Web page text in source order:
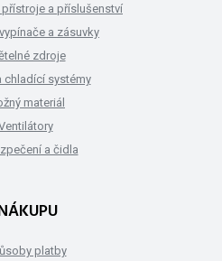
a příslušenství
a zásuvky
zdroje
chladící systémy
materiál
a čidla
platby